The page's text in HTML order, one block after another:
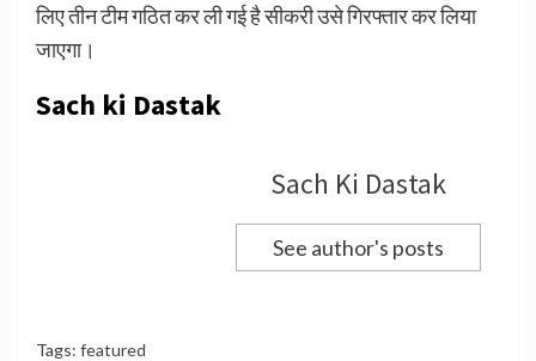
लिए तीन टीम गठित कर ली गई है सीकरी उसे गिरफ्तार कर लिया
जाएगा।
Sach ki Dastak
Sach Ki Dastak
See author's posts
Tags: featured